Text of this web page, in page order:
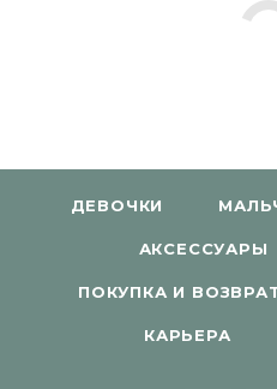
ДЕВОЧКИ
АКСЕССУАРЫ
ПОКУПКА И
КАРЬЕРА